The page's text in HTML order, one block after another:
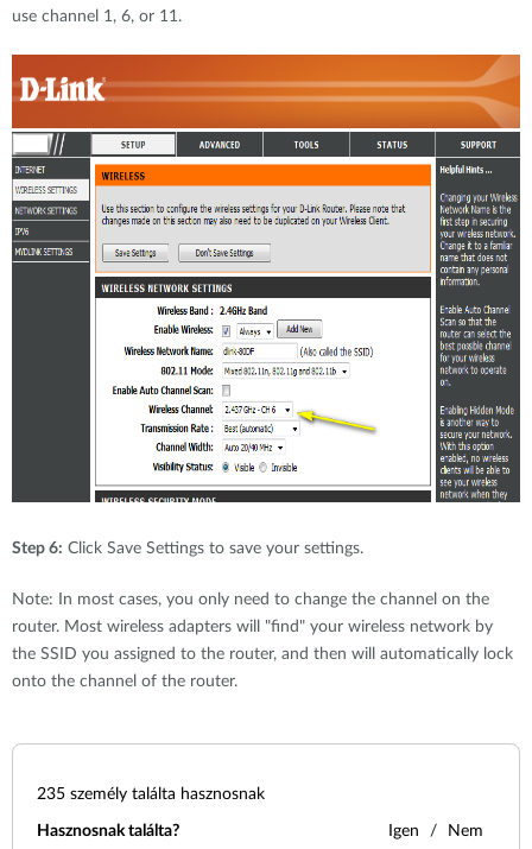
use channel 1, 6, or 11.
Step 6: Click Save Settings to save your settings.
Note: In most cases, you only need to change the channel on the
router. Most wireless adapters will "find" your wireless network by
the SSID you assigned to the router, and then will automatically lock
onto the channel of the router.
235 személy találta hasznosnak
Hasznosnak találta? Igen Nem